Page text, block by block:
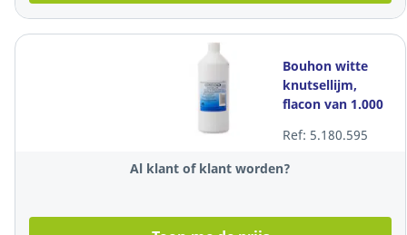
Bouhon witte
knutsellijm,
flacon van 1.000
Ref: 5.180.595
Al klant of klant worden?